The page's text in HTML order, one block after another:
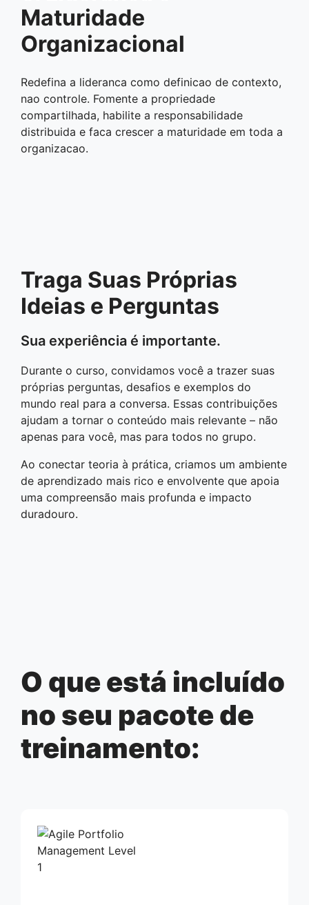
Maturidade
Organizacional
Redefina a lideranca como definicao de contexto,
nao controle. Fomente a propriedade
compartilhada, habilite a responsabilidade
distribuida e faca crescer a maturidade em toda a
organizacao.
Traga Suas Próprias
Ideias e Perguntas
Sua experiência é importante.
Durante o curso, convidamos você a trazer suas
próprias perguntas, desafios e exemplos do
mundo real para a conversa. Essas contribuições
ajudam a tornar o conteúdo mais relevante – não
apenas para você, mas para todos no grupo.
Ao conectar teoria à prática, criamos um ambiente
de aprendizado mais rico e envolvente que apoia
uma compreensão mais profunda e impacto
duradouro.
O que está incluído
no seu pacote de
treinamento: